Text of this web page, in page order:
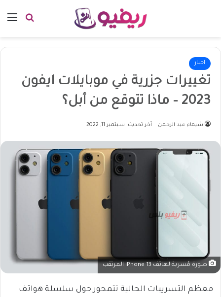
بحث
اخبار
تغييرات جزرية في موبايلات ايفون
2023 – ماذا تتوقع من أبل؟
شيماء عبد الرحمن آخر تحديث: سبتمبر 11, 2022
صورة مُسربة لهاتف iPhone 13 المرتقب
معظم التسريبات الحالية تتمحور حول سلسلة هواتف